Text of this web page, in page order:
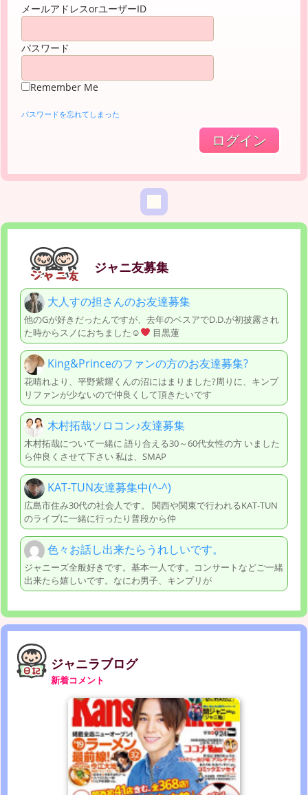
メールアドレスorユーザーID
パスワード
Remember Me
パスワードを忘れてしまった
ジャニ友募集
大人すの担さんのお友達募集
他のGが好きだったんですが、去年のベスアでD.D.が初披露され
た時からスノにおちました☺
目黒蓮
King&Princeのファンの方のお友達募集?
花晴れより、平野紫耀くんの沼にはまりました?周りに、キンプ
リファンが少ないので仲良くして頂きたいです
木村拓哉ソロコン♪友達募集
木村拓哉について一緒に 語り合える30～60代女性の方 いました
ら仲良くさせて下さい 私は、SMAP
KAT-TUN友達募集中(^-^)
広島市住み30代の社会人です。 関西や関東で行われるKAT-TUN
のライブに一緒に行ったり普段から仲
色々お話し出来たらうれしいです。
ジャニーズ全般好きです。基本一人です。コンサートなどご一緒
出来たら嬉しいです。なにわ男子、キンプリが
ジャニラブログ
新着コメント